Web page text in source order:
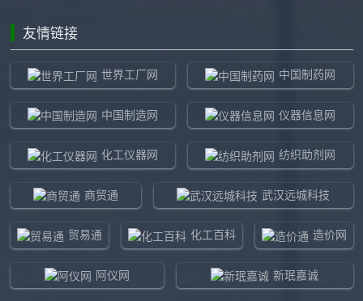
友情链接
世界工厂网 中国制药网
中国制造网 仪器信息网
化工仪器网 纺织助剂网
商贸通 武汉远城科技
贸易通 化工百科 造价网
阿仪网 新珉嘉诚